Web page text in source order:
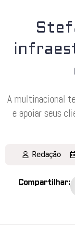
A multinacional
e apoiar seus
Redação
Compartilhar: